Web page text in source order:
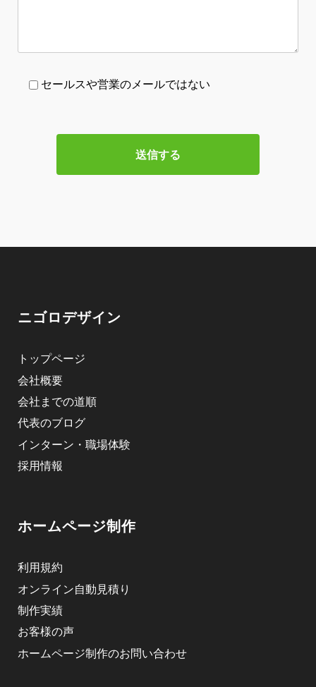
セールスや営業のメールではない
ニゴロデザイン
トップページ
会社概要
会社までの道順
代表のブログ
インターン・職場体験
採用情報
ホームページ制作
利用規約
オンライン自動見積り
制作実績
お客様の声
ホームページ制作のお問い合わせ